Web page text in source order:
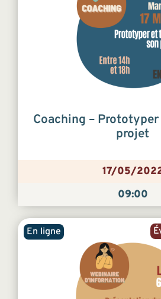
Coaching –
projet
17/05/
09:00
En ligne